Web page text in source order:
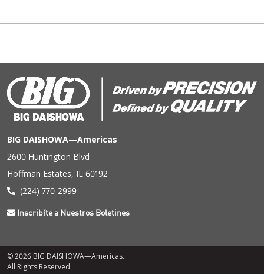
BIG DAISHOWA—Americas
2600 Huntington Blvd
Hoffman Estates, IL 60192
(224) 770-2999
Inscribíte a Nuestros Boletines
© 2026 BIG DAISHOWA—Americas.
All Rights Reserved.